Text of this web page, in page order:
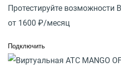
Протестируйте возможности
от 1600 ₽/месяц
Подключить